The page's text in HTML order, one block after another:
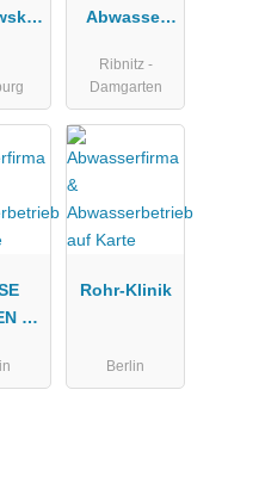
Abwasser
Boddenland
-
Ribnitz -
Damgarten
u.
Rohr-Klinik
Berlin